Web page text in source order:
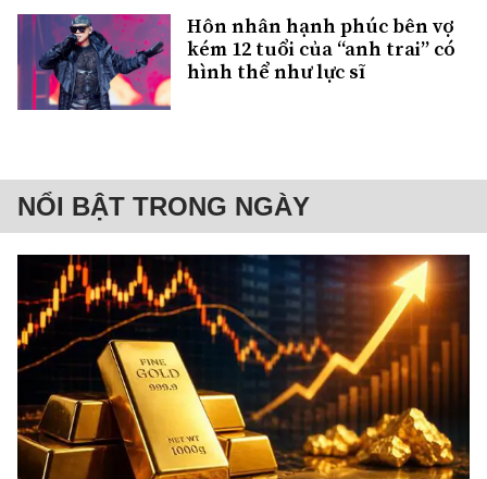
Hôn nhân hạnh phúc bên vợ
kém 12 tuổi của “anh trai” có
hình thể như lực sĩ
NỔI BẬT TRONG NGÀY